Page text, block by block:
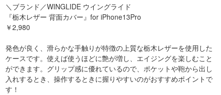
＼ブランド／WINGLIDE ウイングライド
『栃木レザー 背面カバー』for iPhone13Pro
￥2,980
発色が良く、滑らかな手触りが特徴の上質な栃木レザーを使用した
ケースです。使えば使うほどに艶が増し、エイジングを楽しむこと
ができます。グリップ感に優れているので、ポケットや鞄から出し
入れするとき、操作するときに握りやすいのがおすすめポイントで
す！